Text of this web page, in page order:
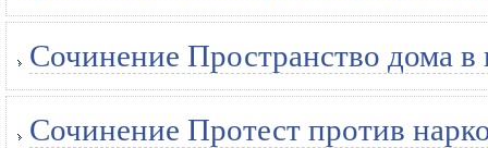
Сочинение Пространство дома
Сочинение Протест против